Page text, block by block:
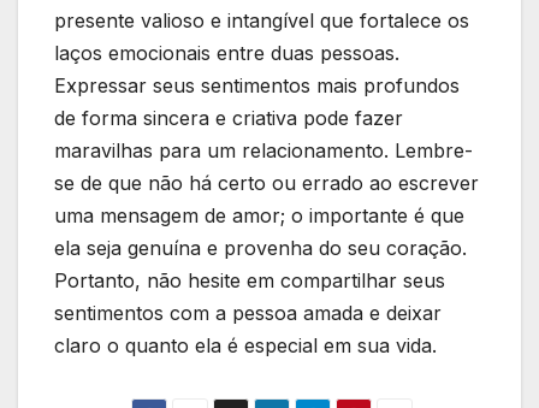
presente valioso e intangível que fortalece os
laços emocionais entre duas pessoas.
Expressar seus sentimentos mais profundos
de forma sincera e criativa pode fazer
maravilhas para um relacionamento. Lembre-
se de que não há certo ou errado ao escrever
uma mensagem de amor; o importante é que
ela seja genuína e provenha do seu coração.
Portanto, não hesite em compartilhar seus
sentimentos com a pessoa amada e deixar
claro o quanto ela é especial em sua vida.